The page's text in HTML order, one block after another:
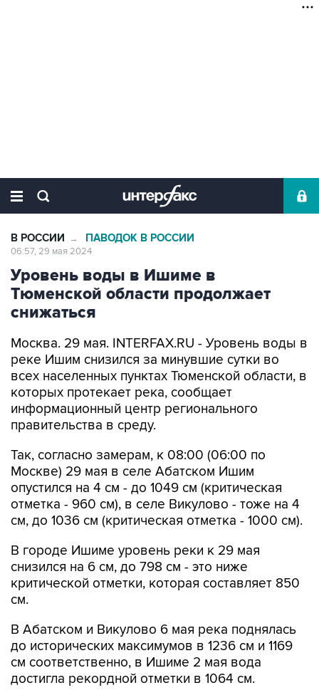
В РОССИИ → ПАВОДОК В РОССИИ
06:57, 29 мая 2024
Уровень воды в Ишиме в
Тюменской области продолжает
снижаться
Москва. 29 мая. INTERFAX.RU - Уровень воды в
реке Ишим снизился за минувшие сутки во
всех населенных пунктах Тюменской области, в
которых протекает река, сообщает
информационный центр регионального
правительства в среду.
Так, согласно замерам, к 08:00 (06:00 по
Москве) 29 мая в селе Абатском Ишим
опустился на 4 см - до 1049 см (критическая
отметка - 960 см), в селе Викулово - тоже на 4
см, до 1036 см (критическая отметка - 1000 см).
В городе Ишиме уровень реки к 29 мая
снизился на 6 см, до 798 см - это ниже
критической отметки, которая составляет 850
см.
В Абатском и Викулово 6 мая река поднялась
до исторических максимумов в 1236 см и 1169
см соответственно, в Ишиме 2 мая вода
достигла рекордной отметки в 1064 см.